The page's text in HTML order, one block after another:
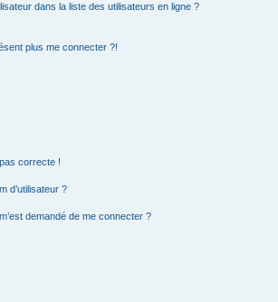
dans la liste des utilisateurs en ligne ?
plus me connecter ?!
correcte !
d’utilisateur ?
demandé de me connecter ?